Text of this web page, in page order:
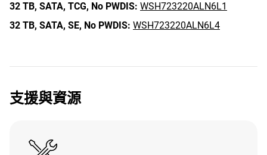
32 TB, SATA, TCG, No PWDIS: WSH723220ALN6L1
32 TB, SATA, SE, No PWDIS: WSH723220ALN6L4
支援與資源